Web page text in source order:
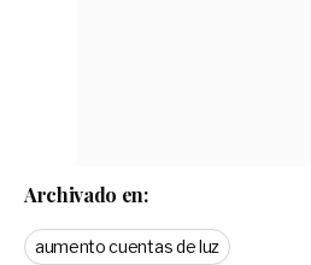
Archivado en:
aumento cuentas de luz